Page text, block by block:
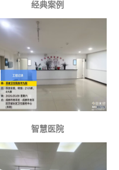
经典案例
智慧医院